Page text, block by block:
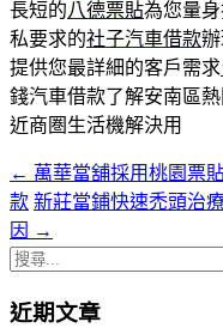
長短的八德票貼為您量
私要求的社子汽車借款
提供您最詳細的客戶需求
錢汽車借款了解安南區
近商圏生活機解決用
文
章
導
航
← 萬華當舖採用桃園票
款 新莊當鋪快速禿頭治
因 →
搜
關
近期文章